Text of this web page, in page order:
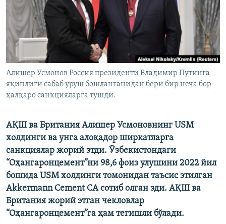
Алишер Усмонов Россия президенти Владимир Путинга
яқинлиги сабаб уруш бошланганидан бери бир неча бор
ҳалқаро санкцияларга тушди.
АҚШ ва Британия Алишер Усмоновнинг USM
холдинги ва унга алоқадор ширкатларга
санкциялар жорий этди. Ўзбекистондаги
“Оҳангаронцемент”ни 98,6 фоиз улушини 2022 йил
бошида USM холдинги томонидан таъсис этилган
Akkermann Cement CA сотиб олган эди. АҚШ ва
Британия жорий этган чекловлар
“Оҳангаронцемент”га ҳам тегишли бўлади.